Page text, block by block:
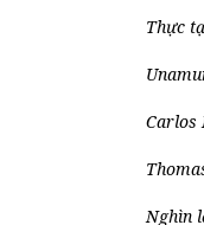
Thực
Carlos
Nghìn